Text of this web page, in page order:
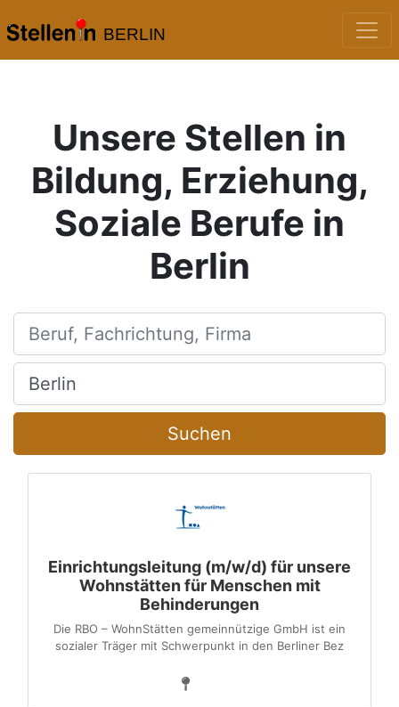
BERLIN
Unsere Stellen in
Bildung, Erziehung,
Soziale Berufe in
Berlin
Beruf, Fachrichtung, Firma
Ort, Stadt
Suchen
Einrichtungsleitung (m/w/d) für unsere
Wohnstätten für Menschen mit
Behinderungen
Die RBO – WohnStätten gemeinnützige GmbH ist ein
sozialer Träger mit Schwerpunkt in den Berliner Bez